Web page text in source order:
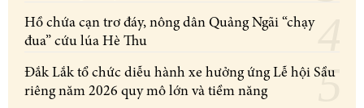
Hồ chứa cạn trơ đáy, nông dân Quảng Ngãi “chạy
đua” cứu lúa Hè Thu
Đắk Lắk tổ chức diễu hành xe hưởng ứng Lễ hội Sầu
riêng năm 2026 quy mô lớn và tiềm năng